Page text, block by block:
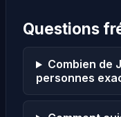
Questions
Combien de
personnes